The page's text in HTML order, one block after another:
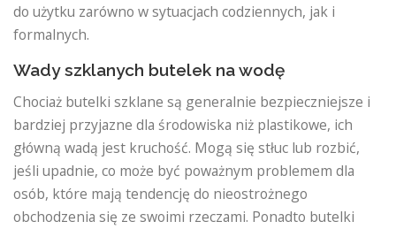
do użytku zarówno w sytuacjach codziennych, jak i
formalnych.
Wady szklanych butelek na wodę
Chociaż butelki szklane są generalnie bezpieczniejsze i
bardziej przyjazne dla środowiska niż plastikowe, ich
główną wadą jest kruchość. Mogą się stłuc lub rozbić,
jeśli upadnie, co może być poważnym problemem dla
osób, które mają tendencję do nieostrożnego
obchodzenia się ze swoimi rzeczami. Ponadto butelki